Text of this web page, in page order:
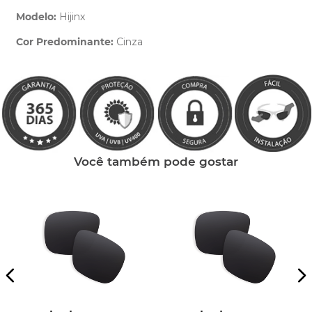
Modelo: Hijinx
Cor Predominante: Cinza
Você também pode gostar